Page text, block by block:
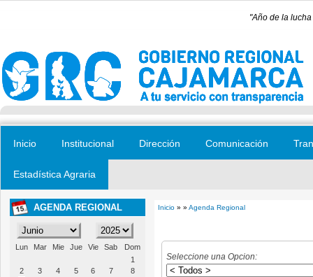
"Año de la
Inicio Institucional Dirección Comunicación
Estadística Agraria
AGENDA REGIONAL
Lun Mar Mie Jue Vie Sab
Dom
1
2
3 4 5 6 7
8
Inicio » » Agenda Regional
Seleccione una Opcion: